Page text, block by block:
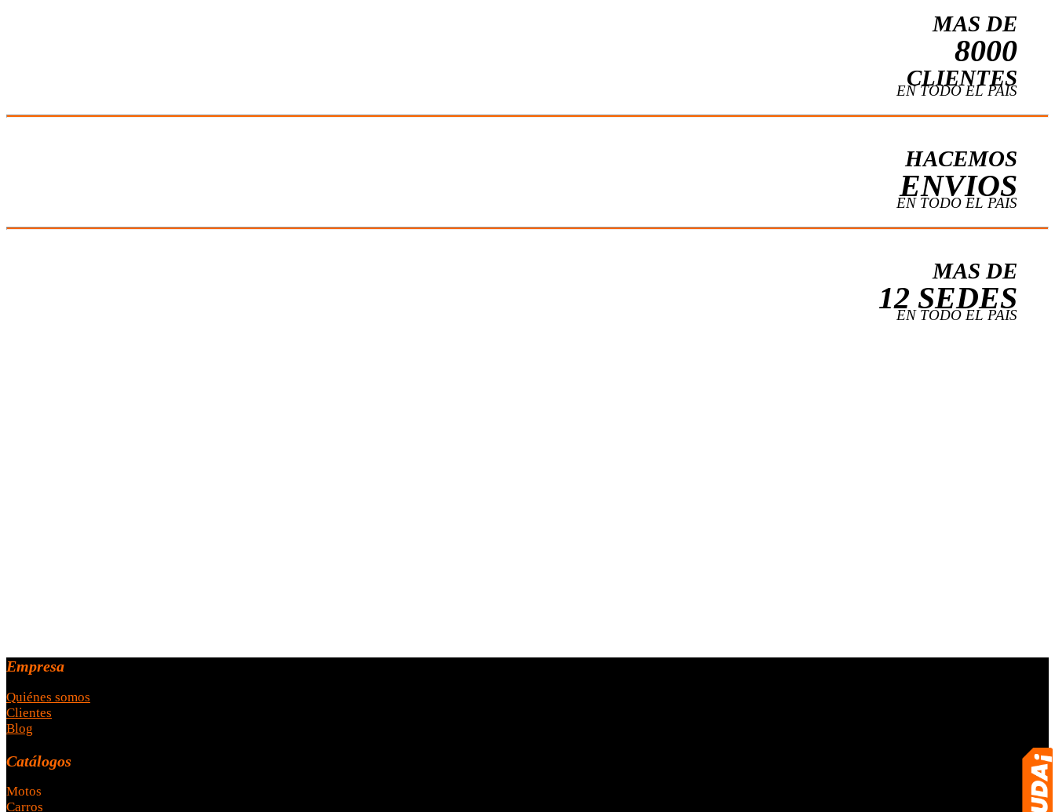
MAS DE
8000
CLIENTES
EN TODO EL PAIS
HACEMOS
ENVIOS
EN TODO EL PAIS
MAS DE
12 SEDES
EN TODO EL PAIS
Empresa
Quiénes somos
Clientes
Blog
Catálogos
Motos
Carros